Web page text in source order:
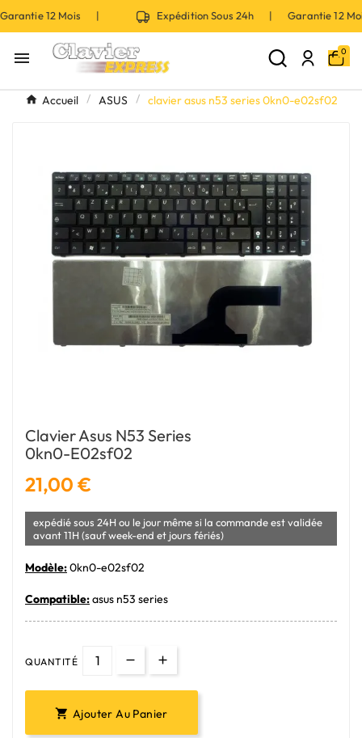
12 Mois | Expédition Sous 24h | Garantie 12
 0
Accueil ASUS clavier asus n53 series 0kn0-e02sf02
Clavier Asus N53 Series
0kn0-E02sf02
21,00 €
expédié sous 24H ou le jour même si la commande est validée
avant 11H (sauf week-end et jours fériés)
Modèle:0kn0-e02sf02
Compatible:asus n53 series
QUANTITÉ
 Ajouter Au Panier